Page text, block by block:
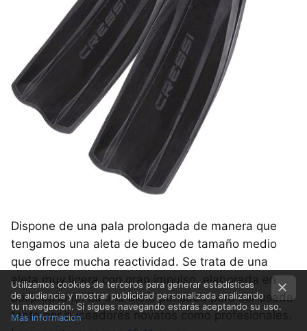
Dispone de una pala prolongada de manera que
tengamos una aleta de buceo de tamaño medio
que ofrece mucha reactividad. Se trata de una
aleta muy ligera con gran impulso, elaborada en
polipropileno. Es una aleta pensada para ser usada
tanto por buceadores novatos como profesionales.
Utilizamos cookies de terceros para generar estadísticas
de audiencia y mostrar publicidad personalizada analizando
tu navegación. Si sigues navegando estarás aceptando su uso.
Más información